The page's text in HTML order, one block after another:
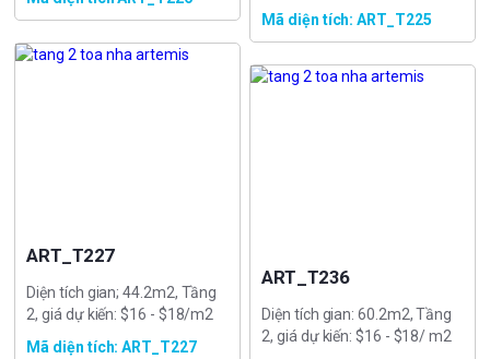
Mã diện tích: ART_T225
ART_T227
Diện tích gian; 44.2m2, Tầng
2, giá dự kiến: $16 - $18/m2
Mã diện tích: ART_T227
ART_T236
Diện tích gian: 60.2m2, Tầng
2, giá dự kiến: $16 - $18/ m2